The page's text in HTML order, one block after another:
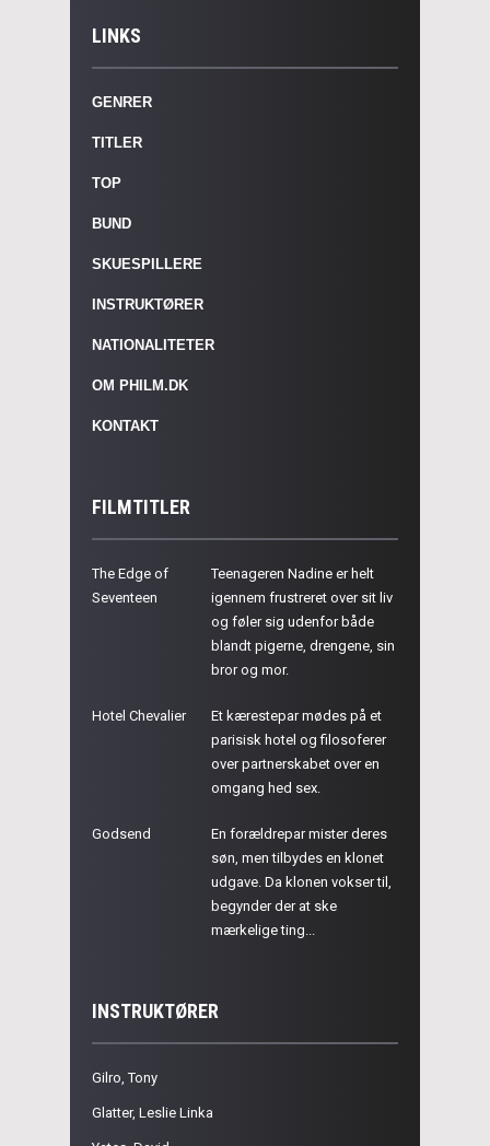
LINKS
GENRER
TITLER
TOP
BUND
SKUESPILLERE
INSTRUKTØRER
NATIONALITETER
OM PHILM.DK
KONTAKT
FILMTITLER
The Edge of
Seventeen
Teenageren Nadine er helt
igennem frustreret over sit liv
og føler sig udenfor både
blandt pigerne, drengene, sin
bror og mor.
Hotel Chevalier
Et kærestepar mødes på et
parisisk hotel og filosoferer
over partnerskabet over en
omgang hed sex.
Godsend
En forældrepar mister deres
søn, men tilbydes en klonet
udgave. Da klonen vokser til,
begynder der at ske
mærkelige ting...
INSTRUKTØRER
Gilro, Tony
Glatter, Leslie Linka